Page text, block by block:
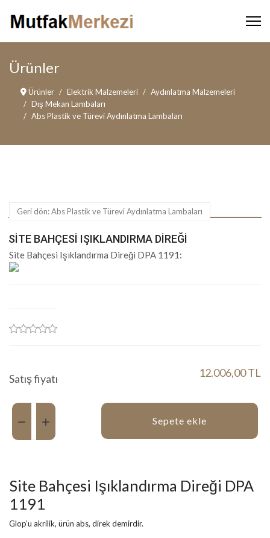
Ürünler
Ürünler Elektrik Malzemeleri
Aydınlatma Malzemeleri
Dış Mekan Lambaları
Abs Plastik ve Türevi Aydınlatma Lambaları
Geri dön: Abs Plastik ve Türevi Aydınlatma Lambaları
SITE BAHÇESI IŞIKLANDIRMA DIREĞI
Site Bahçesi Işıklandırma Direği DPA 1191:
Satış fiyatı 12.006,00 TL
Miktar:
Sepete ekle
Site Bahçesi Işıklandırma Direği DPA
1191
Glop’u akrilik, ürün abs, direk demirdir.